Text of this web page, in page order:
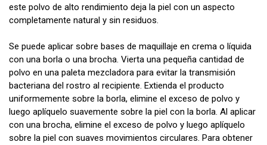
este polvo de alto rendimiento deja la piel con un aspecto
completamente natural y sin residuos.
Se puede aplicar sobre bases de maquillaje en crema o líquida
con una borla o una brocha. Vierta una pequeña cantidad de
polvo en una paleta mezcladora para evitar la transmisión
bacteriana del rostro al recipiente. Extienda el producto
uniformemente sobre la borla, elimine el exceso de polvo y
luego aplíquelo suavemente sobre la piel con la borla. Al aplicar
con una brocha, elimine el exceso de polvo y luego aplíquelo
sobre la piel con suaves movimientos circulares. Para obtener